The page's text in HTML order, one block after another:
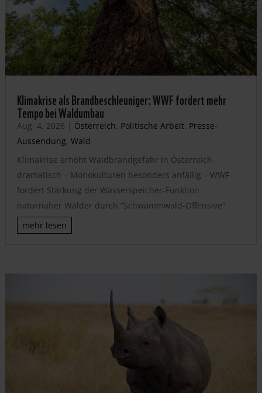
Klimakrise als Brandbeschleuniger: WWF fordert mehr
Tempo bei Waldumbau
Aug. 4, 2026 | Österreich, Politische Arbeit, Presse-
Aussendung, Wald
Klimakrise erhöht Waldbrandgefahr in Österreich
dramatisch – Monokulturen besonders anfällig – WWF
fordert Stärkung der Wasserspeicher-Funktion
naturnaher Wälder durch “Schwammwald-Offensive”
mehr lesen